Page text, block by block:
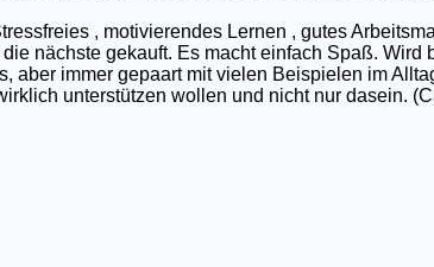
, motivierendes Lernen , gutes
nächste gekauft. Es macht einfach Spaß. Wird
aber immer gepaart mit vielen Beispielen im
unterstützen wollen und nicht nur dasein.